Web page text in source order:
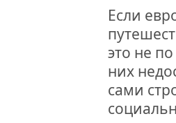
Если
это не
них
сами